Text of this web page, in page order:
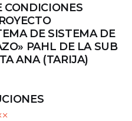
CONDICIONES
DE SISTEMA DE
PAHL DE LA SUB
ANA (TARIJA)